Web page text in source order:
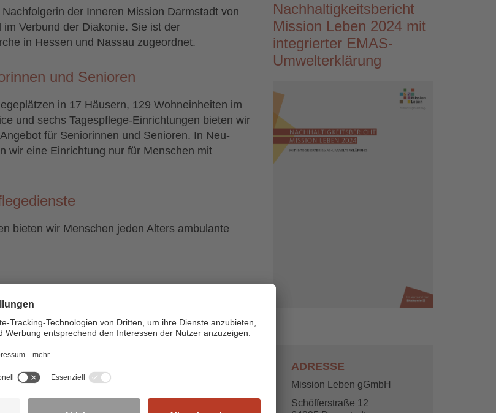
der Inneren Mission Darmstadt von
im Verbund der Diakonie. Sie ist der
in Hessen und Nassau zugeordnet.
und Senioren
in 17 Häusern, 129 Wohneinheiten im
und sechs Tagespflege-Einrichtungen bieten wir
für Seniorinnen und Senioren. In Neu-
wir eine Einrichtung nur für Menschen mit
bieten wir Menschen jeden Alters ambulante
wir ein Hospiz mit zwölf Plätzen.
in sozialen Notlagen
in drei Städten unterstützen wir
besonderen sozialen Schwierigkeiten an
Randlagen zu kämpfen haben. Zum Angebot
Nachhaltigkeitsbericht
Mission Leben 2024 mit
integrierter EMAS-
Umwelterklärung
ADRESSE
Mission Leben gGmbH
Schöfferstraße 12